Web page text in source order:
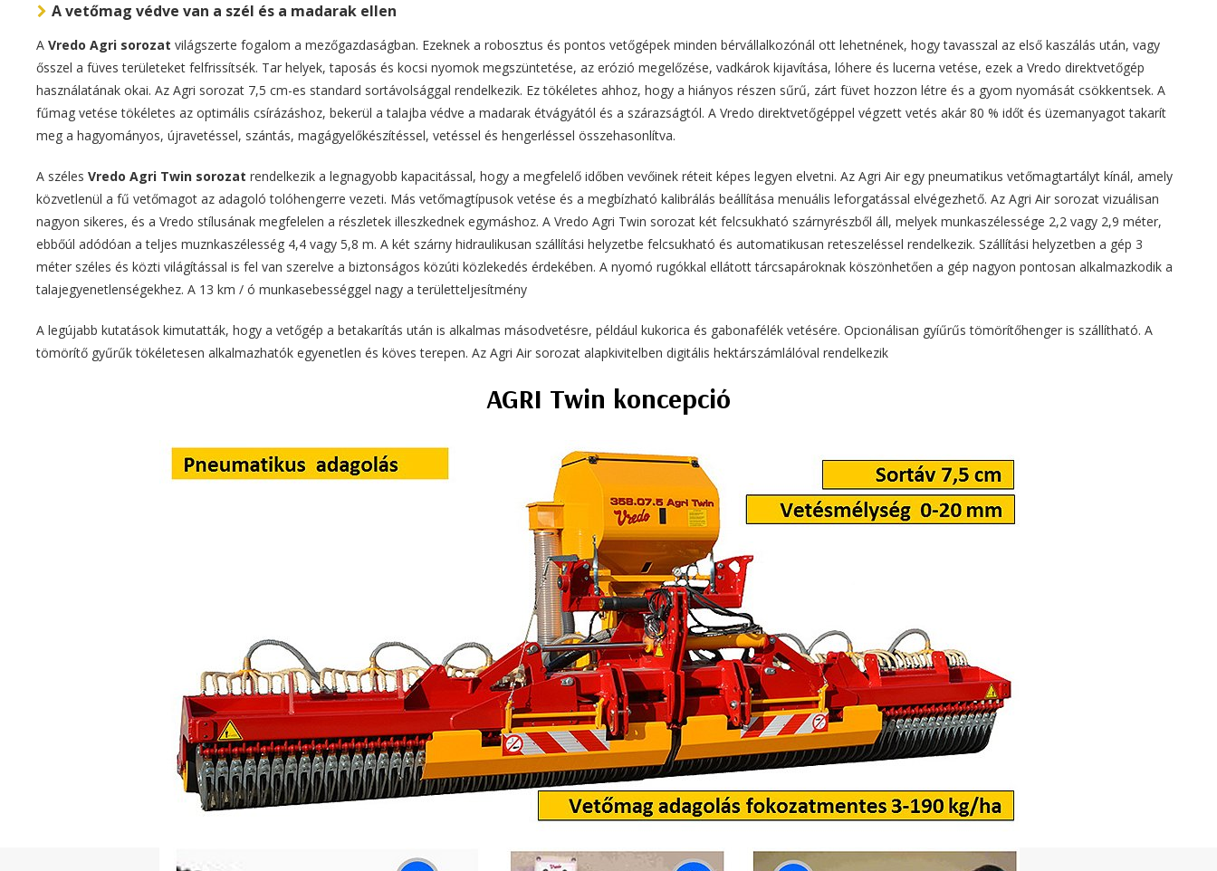
A vetőmag védve van a szél és a madarak ellen
A Vredo Agri sorozat világszerte fogalom a mezőgazdaságban. Ezeknek a robosztus és pontos vetőgépek minden bérvállalkozónál ott lehetnének, hogy tavasszal az első kaszálás után, vagy
ősszel a füves területeket felfrissítsék. Tar helyek, taposás és kocsi nyomok megszüntetése, az erózió megelőzése, vadkárok kijavítása, lóhere és lucerna vetése, ezek a Vredo direktvetőgép
használatának okai. Az Agri sorozat 7,5 cm-es standard sortávolsággal rendelkezik. Ez tökéletes ahhoz, hogy a hiányos részen sűrű, zárt füvet hozzon létre és a gyom nyomását csökkentsek. A
fűmag vetése tökéletes az optimális csírázáshoz, bekerül a talajba védve a madarak étvágyától és a szárazságtól. A Vredo direktvetőgéppel végzett vetés akár 80 % időt és üzemanyagot takarít
meg a hagyományos, újravetéssel, szántás, magágyelőkészítéssel, vetéssel és hengerléssel összehasonlítva.
A széles Vredo Agri Twin sorozat rendelkezik a legnagyobb kapacitással, hogy a megfelelő időben vevőinek réteit képes legyen elvetni. Az Agri Air egy pneumatikus vetőmagtartályt kínál, amely
közvetlenül a fű vetőmagot az adagoló tolóhengerre vezeti. Más vetőmagtípusok vetése és a megbízható kalibrálás beállítása menuális leforgatással elvégezhető. Az Agri Air sorozat vizuálisan
nagyon sikeres, és a Vredo stílusának megfelelen a részletek illeszkednek egymáshoz. A Vredo Agri Twin sorozat két felcsukható szárnyrészből áll, melyek munkaszélessége 2,2 vagy 2,9 méter,
ebbőúl adódóan a teljes muznkaszélesség 4,4 vagy 5,8 m. A két szárny hidraulikusan szállítási helyzetbe felcsukható és automatikusan reteszeléssel rendelkezik. Szállítási helyzetben a gép 3
méter széles és közti világítással is fel van szerelve a biztonságos közúti közlekedés érdekében. A nyomó rugókkal ellátott tárcsapároknak köszönhetően a gép nagyon pontosan alkalmazkodik a
talajegyenetlenségekhez. A 13 km / ó munkasebességgel nagy a területteljesítmény
A legújabb kutatások kimutatták, hogy a vetőgép a betakarítás után is alkalmas másodvetésre, például kukorica és gabonafélék vetésére. Opcionálisan gyíűrűs tömörítőhenger is szállítható. A
tömörítő gyűrűk tökéletesen alkalmazhatók egyenetlen és köves terepen. Az Agri Air sorozat alapkivitelben digitális hektárszámlálóval rendelkezik
AGRI Twin koncepció